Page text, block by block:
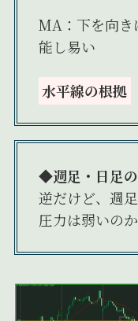
MA：下を向き
能し易い
水平線の根拠
◆週足・日足
逆だけど、週
圧力は弱いのか